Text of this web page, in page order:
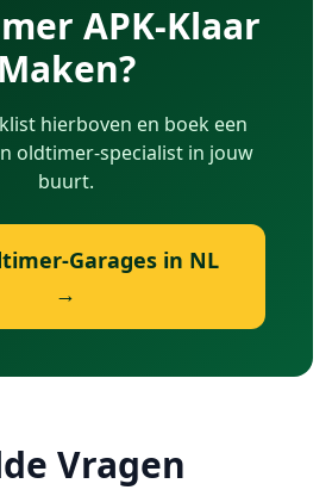
APK-Klaar
Maken?
hierboven en boek een
oldtimer-specialist in jouw
buurt.
Garages in NL
→
Vragen